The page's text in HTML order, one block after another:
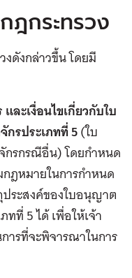
ฎกระทรวง
งดังกล่าวขึ้น โดยมี
ละเงื่อนไขเกี่ยวกับใบ
รประเภทที่ 5(ใบ
กรกรณีอื่น) โดยกำหนด
ฎหมายในการกำหนด
ระสงค์ของใบอนุญาต
ทที่ 5 ได้ เพื่อให้เจ้า
รที่จะพิจารณาในการ